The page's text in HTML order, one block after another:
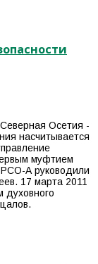
Осетия -
насчитывается
муфтием
А руководили
17 марта 2011
духовного